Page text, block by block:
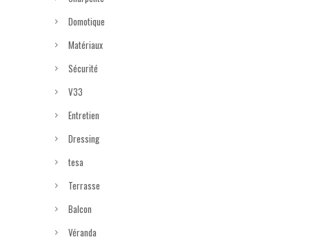
Domotique
Matériaux
Sécurité
V33
Entretien
Dressing
tesa
Terrasse
Balcon
Véranda